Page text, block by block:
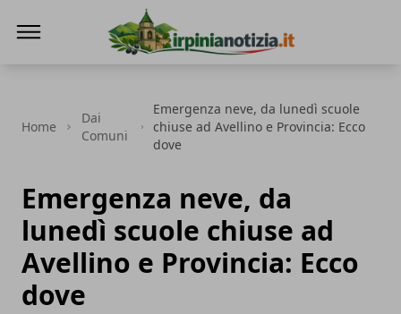
Home
Dai
Comuni
Emergenza neve, da lunedì scuole
chiuse ad Avellino e Provincia: Ecco
dove
Emergenza neve, da
lunedì scuole chiuse ad
Avellino e Provincia: Ecco
dove